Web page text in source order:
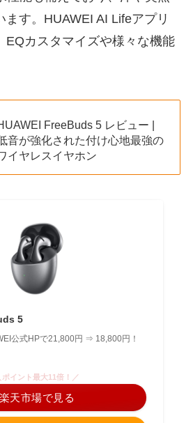
す。HUAWEI AI Lifeアプリ
EQカスタマイズや様々な機能
FreeBuds 5 レビュー |
音が強化された付け心地最強の
イヤレスイヤホン
5
公式HPで21,800円 ⇒ 18,800円！
ポイント最大11倍！／
楽天市場で見る